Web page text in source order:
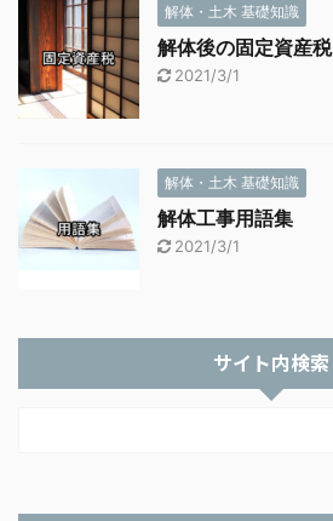
解体・土木 基礎知識
解体後の固定資産税
2021/3/1
解体・土木 基礎知識
解体工事用語集
2021/3/1
サイト内検索